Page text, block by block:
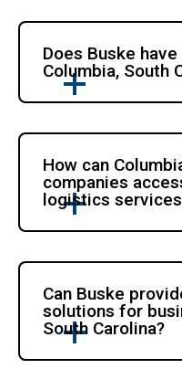
Does Buske
Columbia, South
How can
companies
logistics
Can Buske
solutions for
South Carolina?